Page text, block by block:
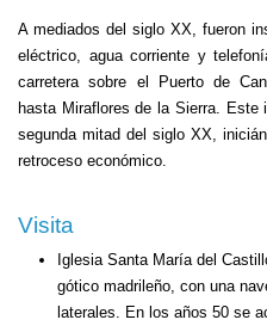
A mediados del siglo XX, fueron
eléctrico, agua corriente y
carretera sobre el Puerto de
hasta Miraflores de la Sierra. Este
segunda mitad del siglo XX,
retroceso económico.
Visita
Iglesia Santa María del
gótico madrileño, con una
laterales. En los años 50 se